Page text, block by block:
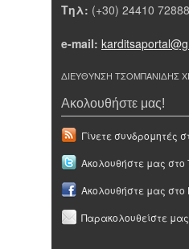
Τηλ: (+30) 24410 72888
e-mail:
ΔΙΕΥΘΥΝΣΗ ΤΣΟΜΠΑΝΙΔΗΣ
Ακολουθήστε μας!
Γίνετε συνδρομητές
Ακολουθήστε μας στο
Ακολουθήστε μας στο
Παρακολουθείστε